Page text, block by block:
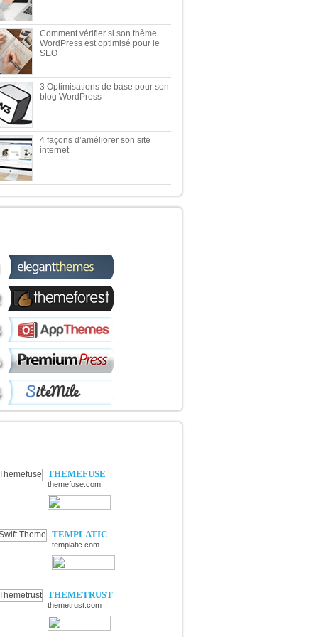
Comment vérifier si son thème
WordPress est optimisé pour le
SEO
3 Optimisations de base pour son
blog WordPress
4 façons d’améliorer son site
internet
THEMEFUSE
themefuse.com
TEMPLATIC
templatic.com
THEMETRUST
themetrust.com